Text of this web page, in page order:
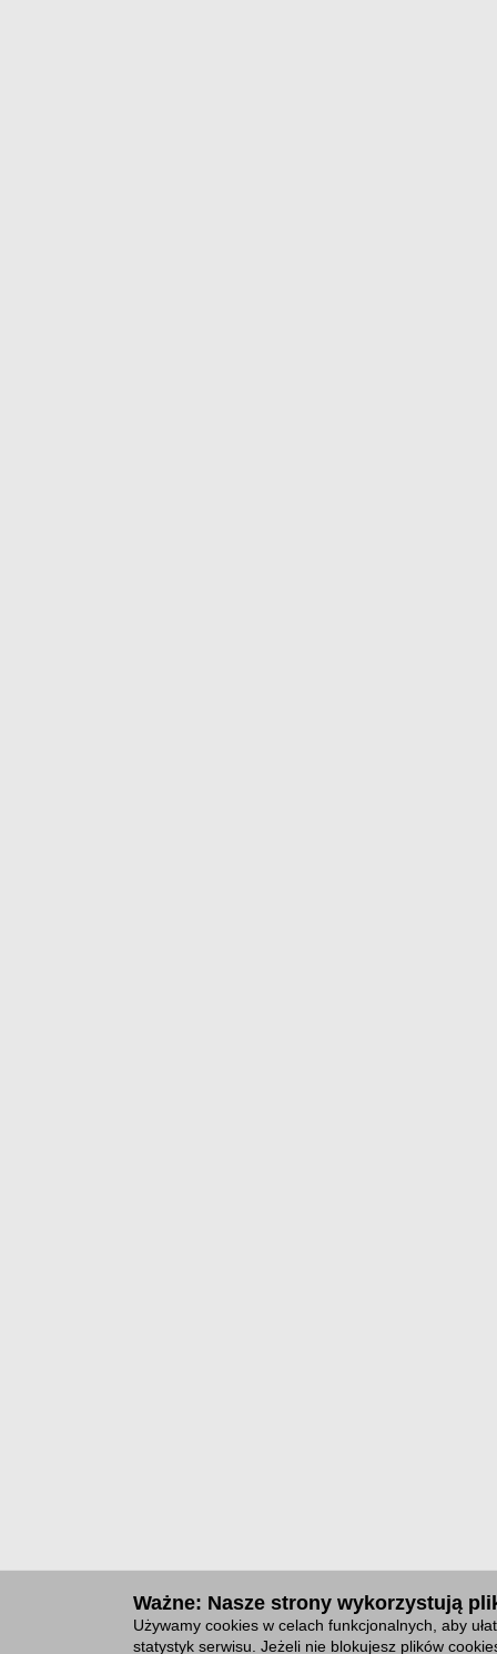
Ważne: Nasze strony wykorzystują
Używamy cookies w celach funkcjonalnych, aby
statystyk serwisu. Jeżeli nie blokujesz plików